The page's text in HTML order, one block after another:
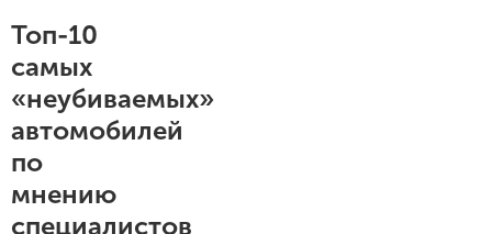
Топ-10
самых
«неубиваемых»
автомобилей
по
мнению
специалистов